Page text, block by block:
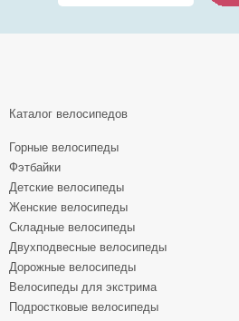
Каталог велосипедов
Горные велосипеды
Фэтбайки
Детские велосипеды
Женские велосипеды
Складные велосипеды
Двухподвесные велосипеды
Дорожные велосипеды
Велосипеды для экстрима
Подростковые велосипеды